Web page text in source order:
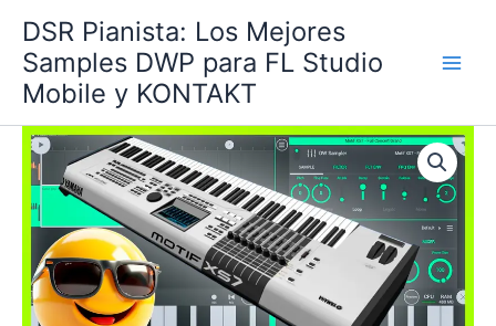
contenido
DSR Pianista: Los Mejores
Samples DWP para FL Studio
Mobile y KONTAKT